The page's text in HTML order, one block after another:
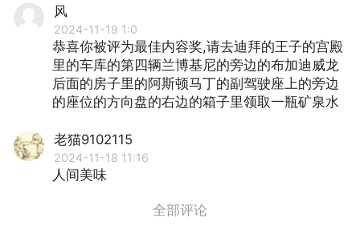
风
2024-11-19 1:0
恭喜你被评为最佳内容奖,请去迪拜的王子的宫殿
里的车库的第四辆兰博基尼的旁边的布加迪威龙
后面的房子里的阿斯顿马丁的副驾驶座上的旁边
的座位的方向盘的右边的箱子里领取一瓶矿泉水
老猫9102115
2024-11-18 11:16
人间美味
全部评论